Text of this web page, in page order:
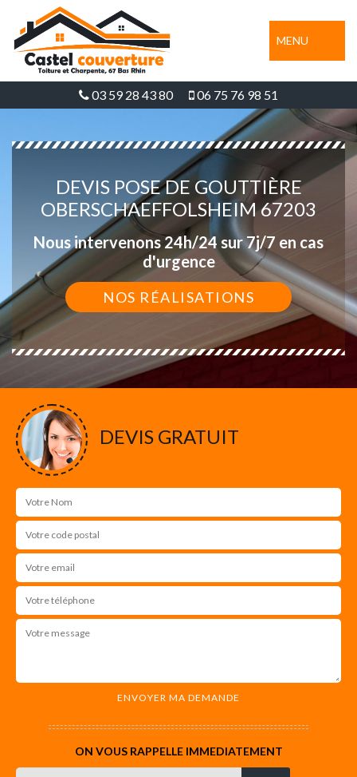
MENU
03 59 28 43 80 06 75 76 98 51
DEVIS POSE DE GOUTTIÈRE
OBERSCHAEFFOLSHEIM 67203
Nous intervenons 24h/24 sur 7j/7 en cas
d'urgence
NOS RÉALISATIONS
DEVIS GRATUIT
ON VOUS RAPPELLE IMMEDIATEMENT